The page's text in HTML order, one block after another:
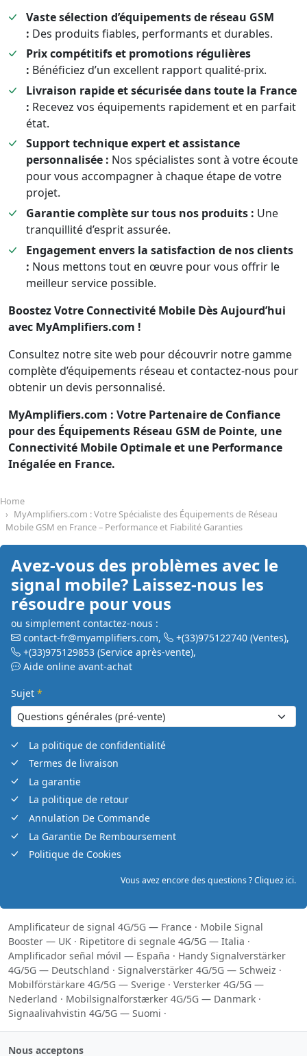
Vaste sélection d’équipements de réseau GSM
: Des produits fiables, performants et durables.
Prix compétitifs et promotions régulières
: Bénéficiez d’un excellent rapport qualité-prix.
Livraison rapide et sécurisée dans toute la France
: Recevez vos équipements rapidement et en parfait
état.
Support technique expert et assistance
personnalisée : Nos spécialistes sont à votre écoute
pour vous accompagner à chaque étape de votre
projet.
Garantie complète sur tous nos produits : Une
tranquillité d’esprit assurée.
Engagement envers la satisfaction de nos clients
: Nous mettons tout en œuvre pour vous offrir le
meilleur service possible.
Boostez Votre Connectivité Mobile Dès Aujourd’hui
avec MyAmplifiers.com !
Consultez notre site web pour découvrir notre gamme
complète d’équipements réseau et contactez-nous pour
obtenir un devis personnalisé.
MyAmplifiers.com : Votre Partenaire de Confiance
pour des Équipements Réseau GSM de Pointe, une
Connectivité Mobile Optimale et une Performance
Inégalée en France.
Home
MyAmplifiers.com : Votre Spécialiste des Équipements de Réseau
Mobile GSM en France – Performance et Fiabilité Garanties
Avez-vous des problèmes avec le
signal mobile? Laissez-nous les
résoudre pour vous
ou simplement contactez-nous :
contact-fr@myamplifiers.com, +(33)975122740 (Ventes),
+(33)975129853 (Service après-vente),
Aide online avant-achat
Sujet *
La politique de confidentialité
Termes de livraison
La garantie
La politique de retour
Annulation De Commande
La Garantie De Remboursement
Politique de Cookies
Vous avez encore des questions ? Cliquez ici.
Amplificateur de signal 4G/5G — France · Mobile Signal
Booster — UK · Ripetitore di segnale 4G/5G — Italia ·
Amplificador señal móvil — España · Handy Signalverstärker
4G/5G — Deutschland · Signalverstärker 4G/5G — Schweiz ·
Mobilförstärkare 4G/5G — Sverige · Versterker 4G/5G —
Nederland · Mobilsignalforstærker 4G/5G — Danmark ·
Signaalivahvistin 4G/5G — Suomi ·
Nous acceptons